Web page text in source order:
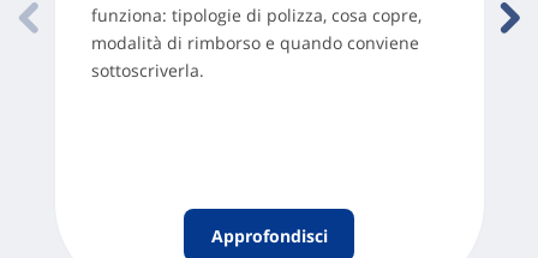
funziona: tipologie di polizza, cosa copre,
modalità di rimborso e quando conviene
sottoscriverla.
Approfondisci